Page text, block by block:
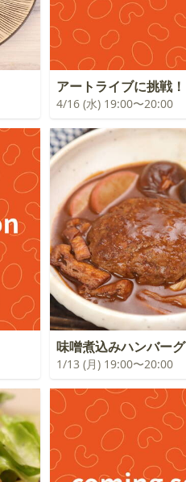
アートライブに挑戦！
4/16 (水) 19:00〜20:00
味噌煮込みハンバーグ
1/13 (月) 19:00〜20:00